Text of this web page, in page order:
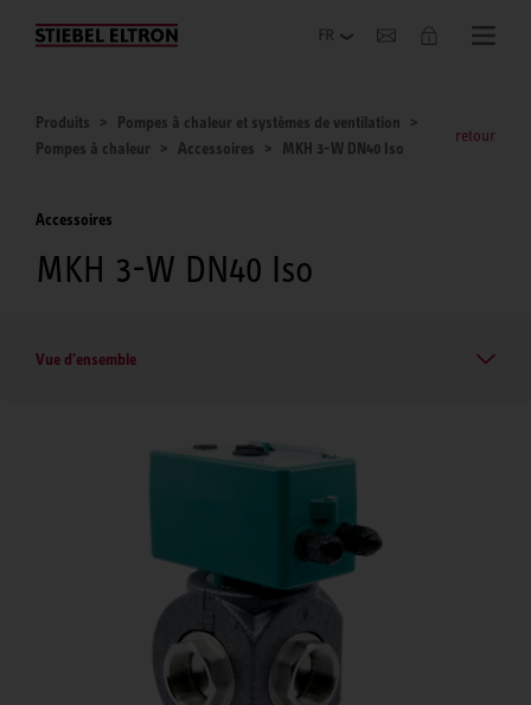
Entreprise
Produits
Pompes à chaleur et systèmes de ventilation
Pompes à chaleur
Accessoires MKH 3-W DN40 Iso
retour
Accessoires
MKH 3-W DN40 Iso
Vue d'ensemble